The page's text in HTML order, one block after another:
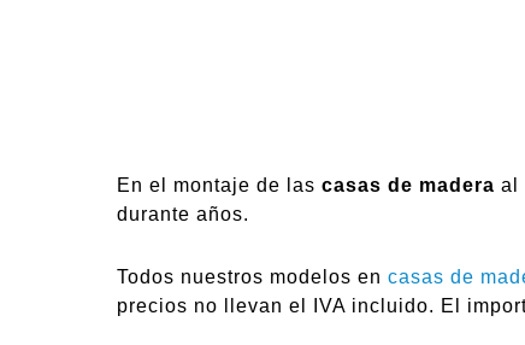
En el montaje de las casas de madera al
durante años.
Todos nuestros modelos en casas de
precios no llevan el IVA incluido. El